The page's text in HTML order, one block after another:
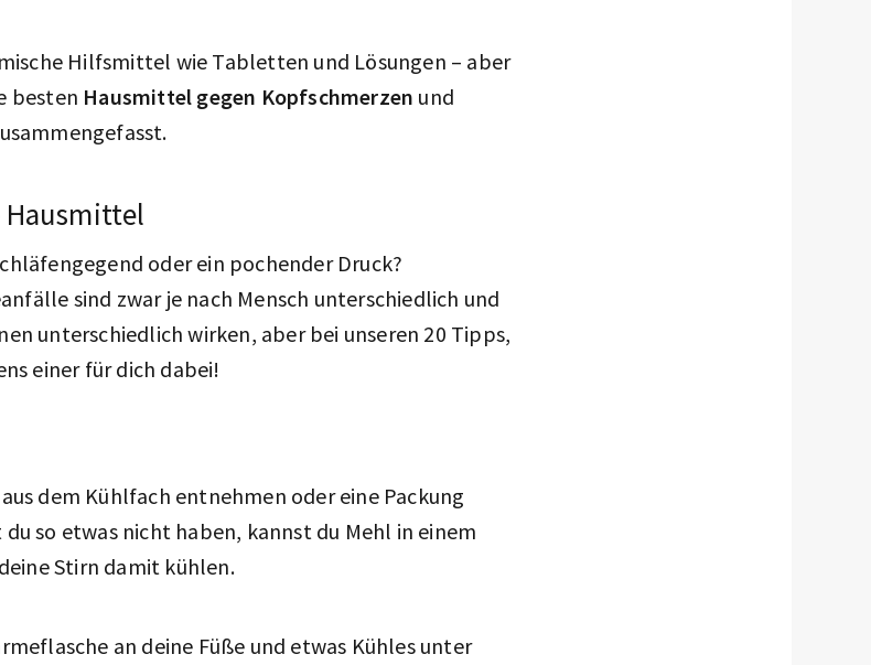
Hilfsmittel wie Tabletten und Lösungen – aber
besten Hausmittel gegen Kopfschmerzen und
oder ein pochender Druck?
sind zwar je nach Mensch unterschiedlich und
unterschiedlich wirken, aber bei unseren 20 Tipps,
einer für dich dabei!
aus dem Kühlfach entnehmen oder eine Packung
so etwas nicht haben, kannst du Mehl in einem
Stirn damit kühlen.
an deine Füße und etwas Kühles unter